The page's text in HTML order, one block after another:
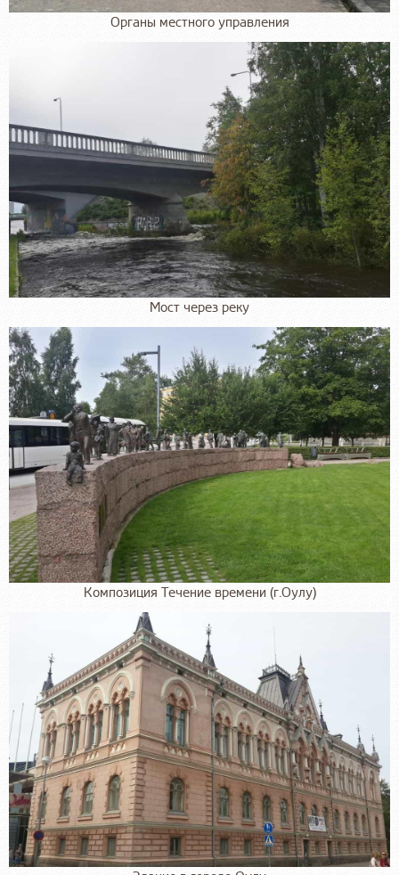
Органы местного управления
Мост через реку
Композиция Течение времени (г.Оулу)